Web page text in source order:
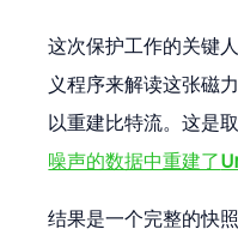
这次保护工作的关键
义程序来解读这张磁
以重建比特流。这是
噪声的数据中重建了
结果是一个完整的快